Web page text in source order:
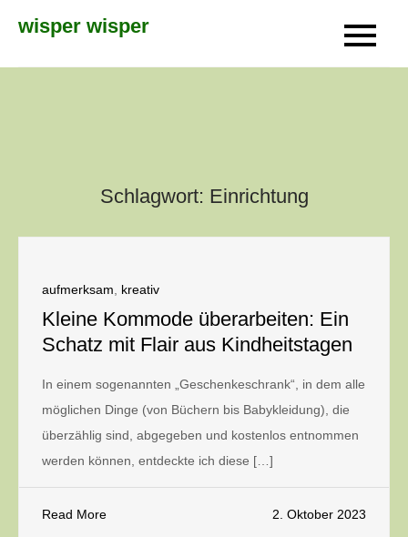
wisper wisper
Schlagwort: Einrichtung
aufmerksam kreativ
Kleine Kommode überarbeiten: Ein
Schatz mit Flair aus Kindheitstagen
In einem sogenannten „Geschenkeschrank“, in dem alle
möglichen Dinge (von Büchern bis Babykleidung), die
überzählig sind, abgegeben und kostenlos entnommen
werden können, entdeckte ich diese […]
Read More 2. Oktober 2023